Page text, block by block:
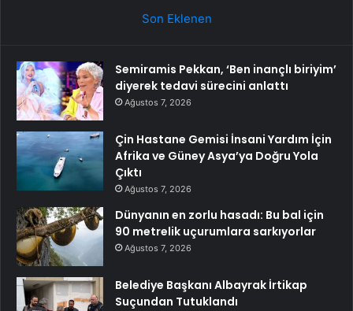
Son Eklenen
Semiramis Pekkan, ‘Ben inançlı biriyim’
diyerek tedavi sürecini anlattı
Ağustos 7, 2026
Çin Hastane Gemisi İnsani Yardım İçin
Afrika ve Güney Asya’ya Doğru Yola
Çıktı
Ağustos 7, 2026
Dünyanın en zorlu hasadı: Bu bal için
90 metrelik uçurumlara sarkıyorlar
Ağustos 7, 2026
Belediye Başkanı Albayrak İrtikap
Suçundan Tutuklandı